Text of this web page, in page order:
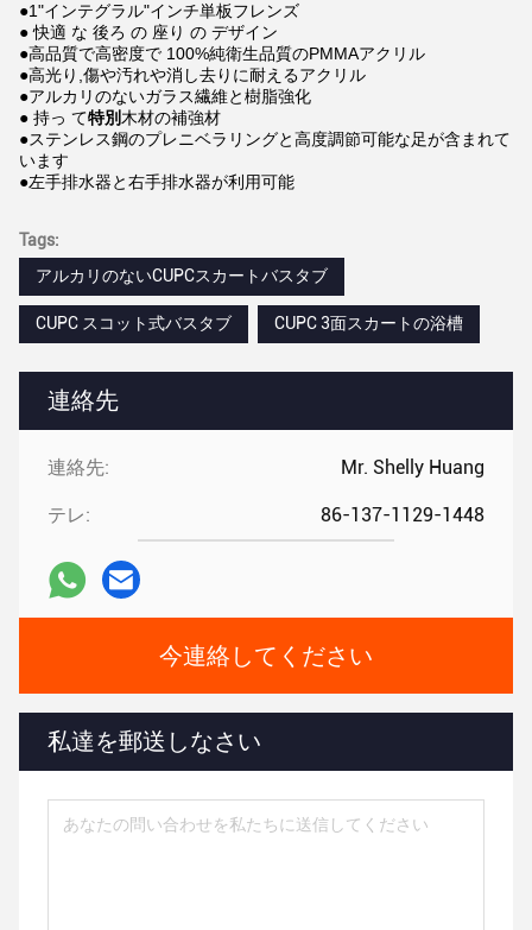
連絡先
連絡先: Mr. Shelly Huang
テレ: 86-137-1129-1448
今連絡してください
私達を郵送しなさい
●1"インテグラル"インチ単板フレンズ
● 快適 な 後ろ の 座り の デザイン
●高品質で高密度で 100%純衛生品質のPMMAアクリル
●高光り,傷や汚れや消し去りに耐えるアクリル
●アルカリのないガラス繊維と樹脂強化
● 持っ て特別 木材の補強材
●ステンレス鋼のプレニベラリングと高度調節可能な足が含まれて
います
●左手排水器と右手排水器が利用可能
Tags:
アルカリのないCUPCスカートバスタブ
CUPC スコット式バスタブ CUPC 3面スカートの浴槽